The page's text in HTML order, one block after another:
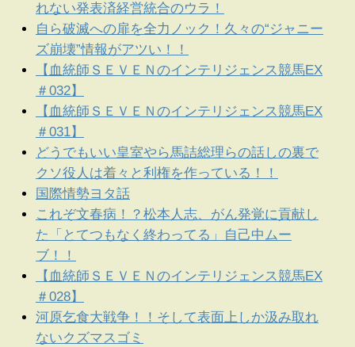
れない発表済経営統合のウラ！
自ら破滅への扉を全力ノック！久々の“ジャニー
ズ崩壊”情報がアツい！！
【血統師ＳＥＶＥＮのインテリジェンス競馬EX
＃032】
【血統師ＳＥＶＥＮのインテリジェンス競馬EX
＃031】
どうでもいい皇室やら馬詰総理らの話しの裏で
クソ役人は着々と利権を作っている！！
国際情勢ヨタ話
これぞ文春病！？松本人志、がん発覚に貢献し
た「とてつもなく終わってる」自己中ムー
ブ！！
【血統師ＳＥＶＥＮのインテリジェンス競馬EX
＃028】
河原乞食大戦争！！そして表面上しか汲み取れ
ないクズマスゴミ